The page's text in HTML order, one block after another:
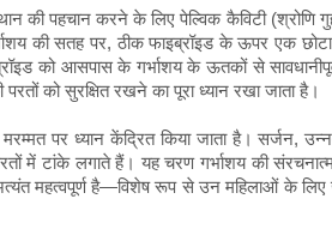
पहचान करने के लिए पेल्विक कैविटी (श्रोणि
की सतह पर, ठीक फाइब्रॉइड के ऊपर एक छोटा
को आसपास के गर्भाशय के ऊतकों से
को सुरक्षित रखने का पूरा ध्यान रखा जाता है।
पर ध्यान केंद्रित किया जाता है। सर्जन,
में टांके लगाते हैं। यह चरण गर्भाशय की
महत्वपूर्ण है—विशेष रूप से उन महिलाओं के लिए